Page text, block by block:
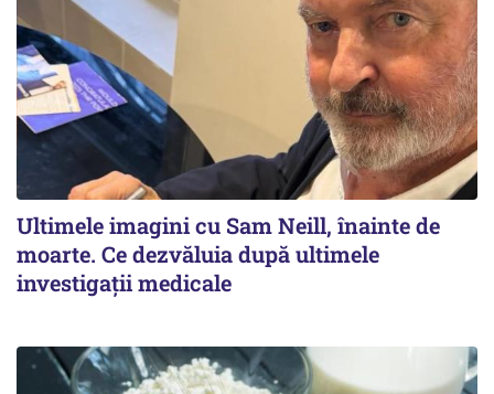
Ultimele imagini cu Sam Neill, înainte de
moarte. Ce dezvăluia după ultimele
investigații medicale